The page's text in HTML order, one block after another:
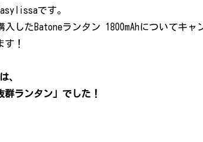
です。
入したBatoneランタン 1800mAhについてキャ
！
、
群ランタン」でした！